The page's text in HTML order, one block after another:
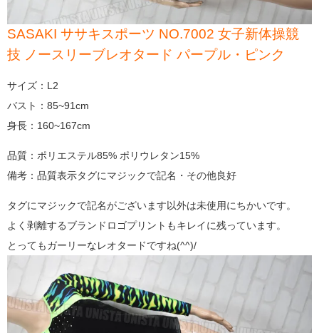
SASAKI ササキスポーツ NO.7002 女子新体操競
技 ノースリーブレオタード パープル・ピンク
サイズ：L2
バスト：85~91cm
身長：160~167cm
品質：ポリエステル85% ポリウレタン15%
備考：品質表示タグにマジックで記名・その他良好
タグにマジックで記名がございます以外は未使用にちかいです。
よく剥離するブランドロゴプリントもキレイに残っています。
とってもガーリーなレオタードですね(^^)/